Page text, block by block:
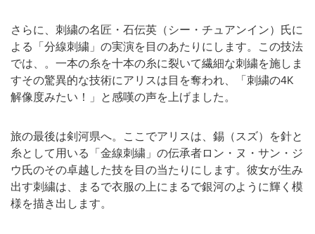
さらに、刺繍の名匠・石伝英（シー・チュアンイン）氏に
よる「分線刺繍」の実演を目のあたりにします。この技法
では、。一本の糸を十本の糸に裂いて繊細な刺繍を施しま
すその驚異的な技術にアリスは目を奪われ、「刺繍の4K
解像度みたい！」と感嘆の声を上げました。
旅の最後は剣河県へ。ここでアリスは、錫（スズ）を針と
糸として用いる「金線刺繍」の伝承者ロン・ヌ・サン・ジ
ウ氏のその卓越した技を目の当たりにします。彼女が生み
出す刺繍は、まるで衣服の上にまるで銀河のように輝く模
様を描き出します。